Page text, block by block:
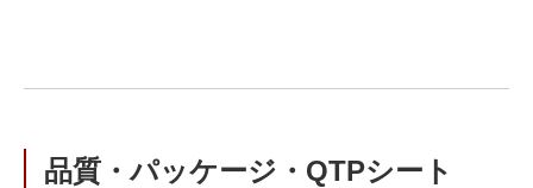
品質・パッケージ・QTPシート